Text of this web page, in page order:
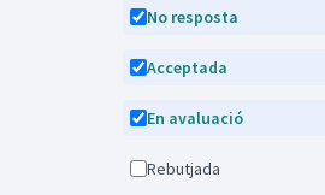
No resposta
Acceptada
En avaluació
Rebutjada